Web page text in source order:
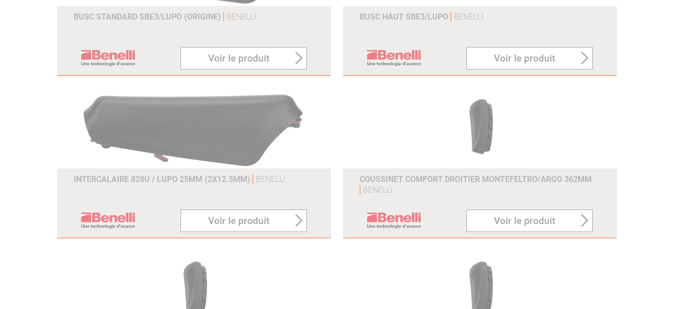
BUSC STANDARD SBE3/LUPO (ORIGINE) BENELLI
Voir le produit
BUSC HAUT SBE3/LUPO BENELLI
Voir le produit
INTERCALAIRE 828U / LUPO 25MM (2X12.5MM) BENELLI
Voir le produit
COUSSINET COMFORT DROITIER MONTEFELTRO/ARGO 362MM
BENELLI
Voir le produit